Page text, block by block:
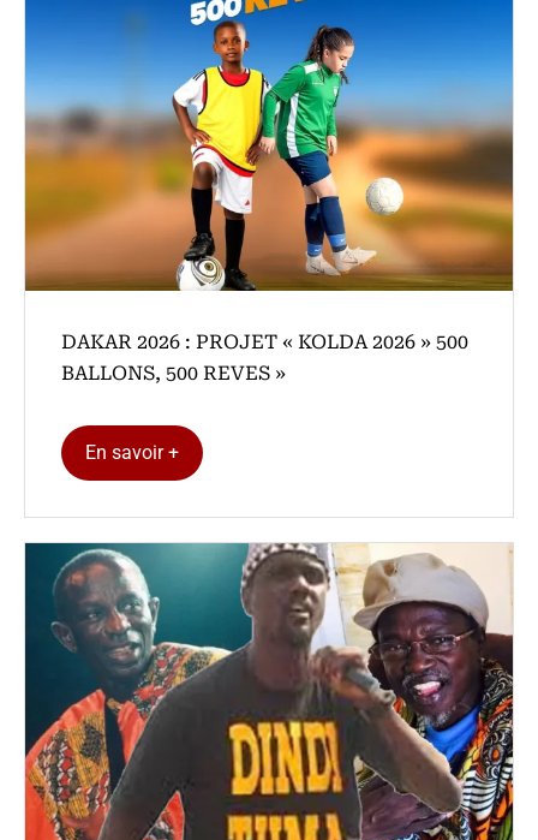
DAKAR 2026 : PROJET « KOLDA 2026 » 500
BALLONS, 500 REVES »
En savoir +